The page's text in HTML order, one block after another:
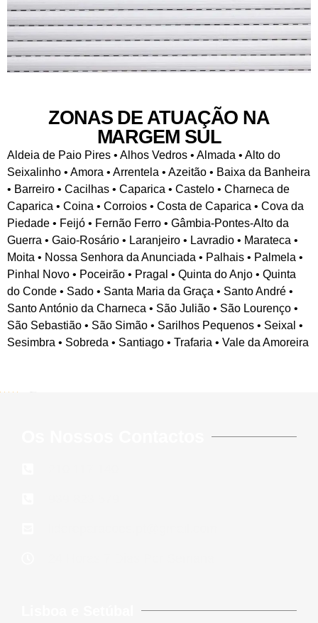
ZONAS DE ATUAÇÃO NA
MARGEM SUL
Aldeia de Paio Pires • Alhos Vedros • Almada • Alto do
Seixalinho • Amora • Arrentela • Azeitão • Baixa da Banheira
• Barreiro • Cacilhas • Caparica • Castelo • Charneca de
Caparica • Coina • Corroios • Costa de Caparica • Cova da
Piedade • Feijó • Fernão Ferro • Gâmbia-Pontes-Alto da
Guerra • Gaio-Rosário • Laranjeiro • Lavradio • Marateca •
Moita • Nossa Senhora da Anunciada • Palhais • Palmela •
Pinhal Novo • Poceirão • Pragal • Quinta do Anjo • Quinta
do Conde • Sado • Santa Maria da Graça • Santo André •
Santo António da Charneca • São Julião • São Lourenço •
São Sebastião • São Simão • Sarilhos Pequenos • Seixal •
Sesimbra • Sobreda • Santiago • Trafaria • Vale da Amoreira